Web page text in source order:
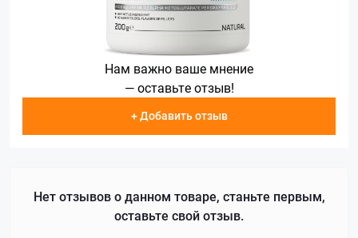
Нам важно ваше мнение
— оставьте отзыв!
+ Добавить отзыв
Нет отзывов о данном товаре, станьте первым,
оставьте свой отзыв.